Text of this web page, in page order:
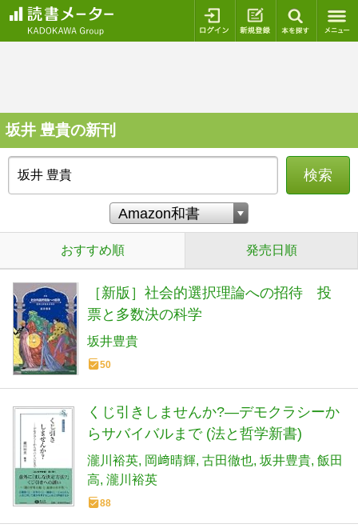
ログイン 新規登録
坂井 豊貴の新刊
検索
おすすめ順 発売日順
［新版］社会的選択理論への招待 投
票と多数決の科学
坂井豊貴
50
くじ引きしませんか?―デモクラシーか
らサバイバルまで (法と哲学新書)
瀧川裕英 岡﨑晴輝 古田徹也 坂井豊貴 飯田
高 瀧川裕英
88